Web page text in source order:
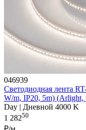
046939
Светодиодная лента
W/m, IP20, 5m) (Arlight,
Day | Дневной 4000 K
1 28250